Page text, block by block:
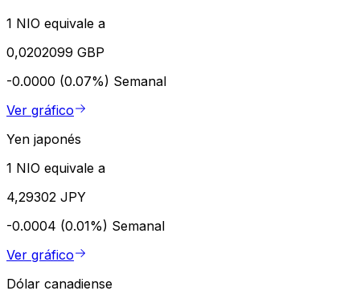
1 NIO equivale a
0,0202099 GBP
-0.0000 (0.07%) Semanal
Ver gráfico
Yen japonés
1 NIO equivale a
4,29302 JPY
-0.0004 (0.01%) Semanal
Ver gráfico
Dólar canadiense